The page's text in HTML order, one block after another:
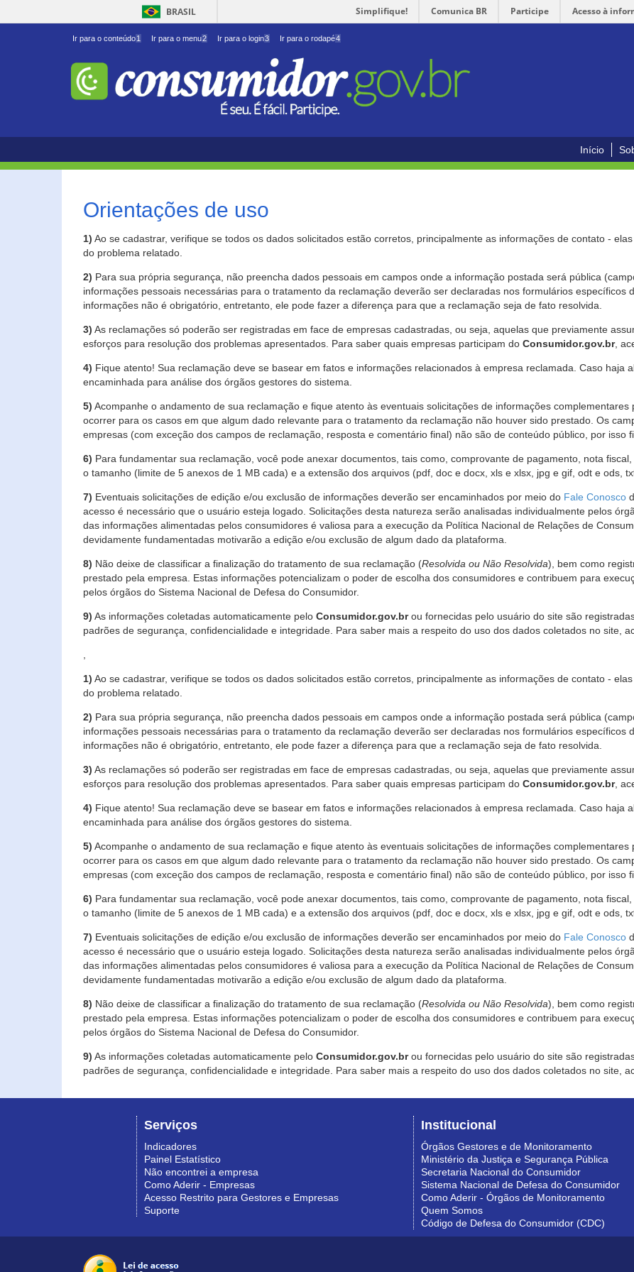
BRASIL Simplifique! Comunica BR Participe Acesso à
Ir para o conteúdo1 Ir para o menu2 Ir para o login3 Ir para o rodapé4
Início
Orientações de uso
1) Ao se cadastrar, verifique se todos os dados solicitados estão corretos, principalmente as informações de contato -
do problema relatado.
2) Para sua própria segurança, não preencha dados pessoais em campos onde a informação postada será pública
informações pessoais necessárias para o tratamento da reclamação deverão ser declaradas nos formulários específicos
informações não é obrigatório, entretanto, ele pode fazer a diferença para que a reclamação seja de fato resolvida.
3) As reclamações só poderão ser registradas em face de empresas cadastradas, ou seja, aquelas que previamente
esforços para resolução dos problemas apresentados. Para saber quais empresas participam do Consumidor.gov.br,
4) Fique atento! Sua reclamação deve se basear em fatos e informações relacionados à empresa reclamada. Caso haja
encaminhada para análise dos órgãos gestores do sistema.
5) Acompanhe o andamento de sua reclamação e fique atento às eventuais solicitações de informações
ocorrer para os casos em que algum dado relevante para o tratamento da reclamação não houver sido prestado. Os
empresas (com exceção dos campos de reclamação, resposta e comentário final) não são de conteúdo público, por isso
6) Para fundamentar sua reclamação, você pode anexar documentos, tais como, comprovante de pagamento, nota
o tamanho (limite de 5 anexos de 1 MB cada) e a extensão dos arquivos (pdf, doc e docx, xls e xlsx, jpg e gif, odt e ods,
7) Eventuais solicitações de edição e/ou exclusão de informações deverão ser encaminhados por meio do Fale Conosco
acesso é necessário que o usuário esteja logado. Solicitações desta natureza serão analisadas individualmente pelos
das informações alimentadas pelos consumidores é valiosa para a execução da Política Nacional de Relações de
devidamente fundamentadas motivarão a edição e/ou exclusão de algum dado da plataforma.
8) Não deixe de classificar a finalização do tratamento de sua reclamação (Resolvida ou Não Resolvida), bem como
prestado pela empresa. Estas informações potencializam o poder de escolha dos consumidores e contribuem para
pelos órgãos do Sistema Nacional de Defesa do Consumidor.
9) As informações coletadas automaticamente pelo Consumidor.gov.brou fornecidas pelo usuário do site são
padrões de segurança, confidencialidade e integridade. Para saber mais a respeito do uso dos dados coletados no site,
1) Ao se cadastrar, verifique se todos os dados solicitados estão corretos, principalmente as informações de contato -
do problema relatado.
2) Para sua própria segurança, não preencha dados pessoais em campos onde a informação postada será pública
informações pessoais necessárias para o tratamento da reclamação deverão ser declaradas nos formulários específicos
informações não é obrigatório, entretanto, ele pode fazer a diferença para que a reclamação seja de fato resolvida.
3) As reclamações só poderão ser registradas em face de empresas cadastradas, ou seja, aquelas que previamente
esforços para resolução dos problemas apresentados. Para saber quais empresas participam do Consumidor.gov.br,
4) Fique atento! Sua reclamação deve se basear em fatos e informações relacionados à empresa reclamada. Caso haja
encaminhada para análise dos órgãos gestores do sistema.
5) Acompanhe o andamento de sua reclamação e fique atento às eventuais solicitações de informações
ocorrer para os casos em que algum dado relevante para o tratamento da reclamação não houver sido prestado. Os
empresas (com exceção dos campos de reclamação, resposta e comentário final) não são de conteúdo público, por isso
6) Para fundamentar sua reclamação, você pode anexar documentos, tais como, comprovante de pagamento, nota
o tamanho (limite de 5 anexos de 1 MB cada) e a extensão dos arquivos (pdf, doc e docx, xls e xlsx, jpg e gif, odt e ods,
7) Eventuais solicitações de edição e/ou exclusão de informações deverão ser encaminhados por meio do Fale Conosco
acesso é necessário que o usuário esteja logado. Solicitações desta natureza serão analisadas individualmente pelos
das informações alimentadas pelos consumidores é valiosa para a execução da Política Nacional de Relações de
devidamente fundamentadas motivarão a edição e/ou exclusão de algum dado da plataforma.
8) Não deixe de classificar a finalização do tratamento de sua reclamação (Resolvida ou Não Resolvida), bem como
prestado pela empresa. Estas informações potencializam o poder de escolha dos consumidores e contribuem para
pelos órgãos do Sistema Nacional de Defesa do Consumidor.
9) As informações coletadas automaticamente pelo Consumidor.gov.brou fornecidas pelo usuário do site são
padrões de segurança, confidencialidade e integridade. Para saber mais a respeito do uso dos dados coletados no site,
Serviços
Indicadores
Painel Estatístico
Não encontrei a empresa
Como Aderir - Empresas
Acesso Restrito para Gestores e Empresas
Suporte
Institucional
Órgãos Gestores e de Monitoramento
Ministério da Justiça e Segurança Pública
Secretaria Nacional do Consumidor
Sistema Nacional de Defesa do Consumidor
Como Aderir - Órgãos de Monitoramento
Quem Somos
Código de Defesa do Consumidor (CDC)